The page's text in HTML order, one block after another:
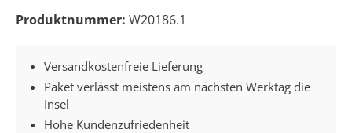
Produktnummer: W20186.1
Versandkostenfreie Lieferung
Paket verlässt meistens am nächsten Werktag die
Insel
Hohe Kundenzufriedenheit